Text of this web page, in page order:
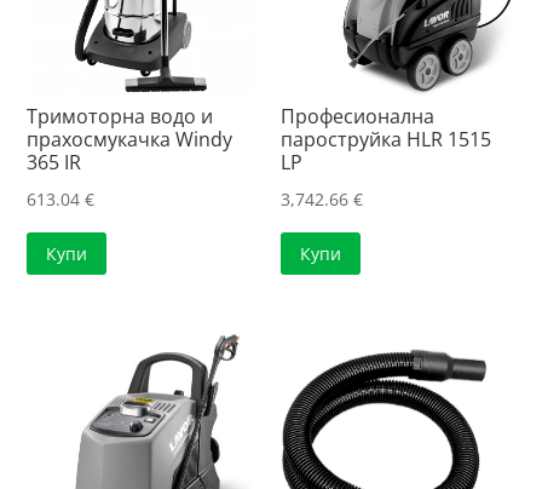
Тримоторна водо и
прахосмукачка Windy
365 IR
613.04€
Купи
Професионална
пароструйка HLR 1515
LP
3,742.66€
Купи